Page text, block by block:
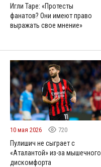
Игли Таре: «Протесты
фанатов? Они имеют право
выражать свое мнение»
10 мая 2026 720
Пулишич не сыграет с
«Аталантой» из-за мышечного
дискомфорта